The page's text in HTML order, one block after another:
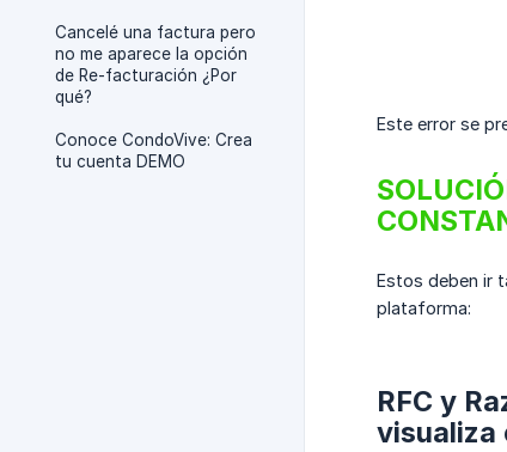
Cancelé una factura pero
no me aparece la opción
de Re-facturación ¿Por
qué?
Conoce CondoVive: Crea
tu cuenta DEMO
Este error se
Estos deben ir
plataforma:
RFC y
visualiza